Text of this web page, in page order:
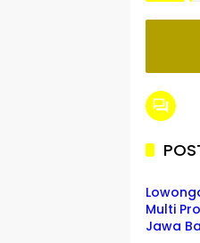
JABAR
Multi
Jawa